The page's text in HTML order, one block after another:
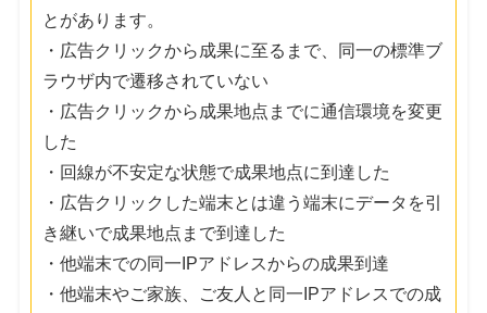
とがあります。
・広告クリックから成果に至るまで、同一の標準ブ
ラウザ内で遷移されていない
・広告クリックから成果地点までに通信環境を変更
した
・回線が不安定な状態で成果地点に到達した
・広告クリックした端末とは違う端末にデータを引
き継いで成果地点まで到達した
・他端末での同一IPアドレスからの成果到達
・他端末やご家族、ご友人と同一IPアドレスでの成